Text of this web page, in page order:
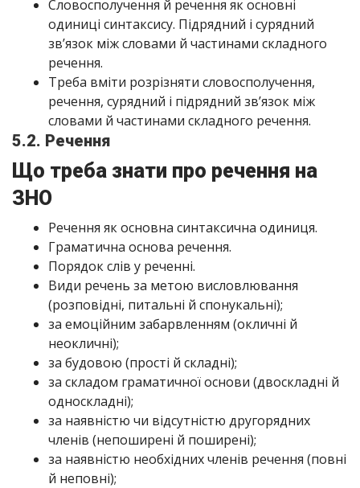
Словосполучення й речення як основні
одиниці синтаксису. Підрядний і сурядний
зв’язок між словами й частинами складного
речення.
Треба вміти розрізняти словосполучення,
речення, сурядний і підрядний зв’язок між
словами й частинами складного речення.
5.2. Речення
Що треба знати про речення на
ЗНО
Речення як основна синтаксична одиниця.
Граматична основа речення.
Порядок слів у реченні.
Види речень за метою висловлювання
(розповідні, питальні й спонукальні);
за емоційним забарвленням (окличні й
неокличні);
за будовою (прості й складні);
за складом граматичної основи (двоскладні й
односкладні);
за наявністю чи відсутністю другорядних
членів (непоширені й поширені);
за наявністю необхідних членів речення (повні
й неповні);